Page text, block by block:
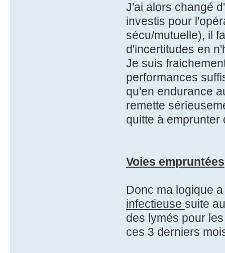
J'ai alors changé
investis pour
sécu/mutuelle), il
d'incertitudes en
Je suis
performances
qu'en endurance
remette
quitte à
Voies empruntées
Donc ma logique
infectieuse suite
des lymés pour
ces 3 derniers